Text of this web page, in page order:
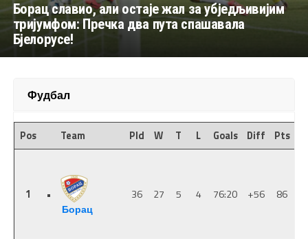
Борац славио, али остаје жал за убједљивијим
тријумфом: Пречка два пута спашавала
Бјелорусе!
Фудбал